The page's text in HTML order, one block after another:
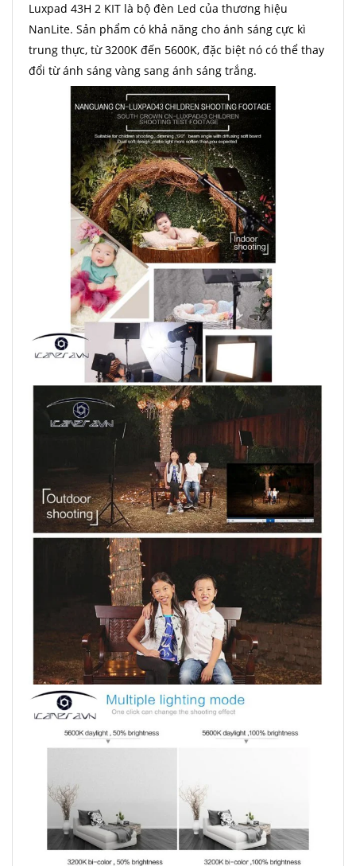
Luxpad 43H 2 KIT là bộ đèn Led của thương hiệu
NanLite. Sản phẩm có khả năng cho ánh sáng cực kì
trung thực, từ 3200K đến 5600K, đặc biệt nó có thể thay
đổi từ ánh sáng vàng sang ánh sáng trắng.